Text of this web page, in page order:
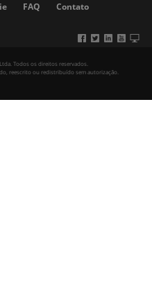
FAQ Contato
Todos os direitos reservados.
reescrito ou redistribuído sem autorização.